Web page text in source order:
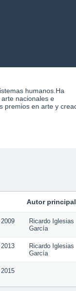
Autor principal
2009
Ricardo Iglesias
García
2013
Ricardo Iglesias
García
2015